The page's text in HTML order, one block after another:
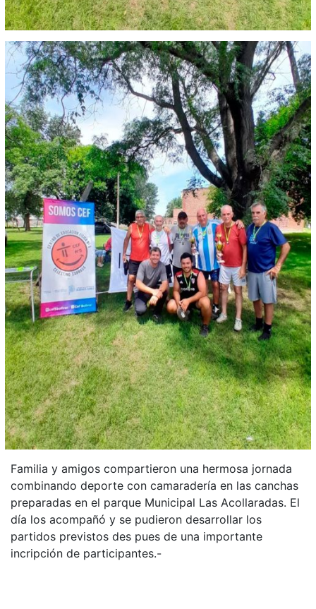
Familia y amigos compartieron una hermosa jornada
combinando deporte con camaradería en las canchas
preparadas en el parque Municipal Las Acollaradas. El
día los acompañó y se pudieron desarrollar los
partidos previstos des pues de una importante
incripción de participantes.-